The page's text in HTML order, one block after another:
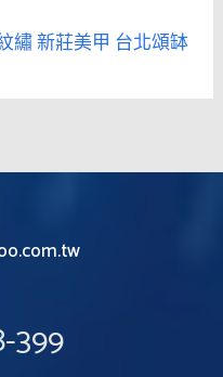
繡新莊美甲 台北頌缽
399